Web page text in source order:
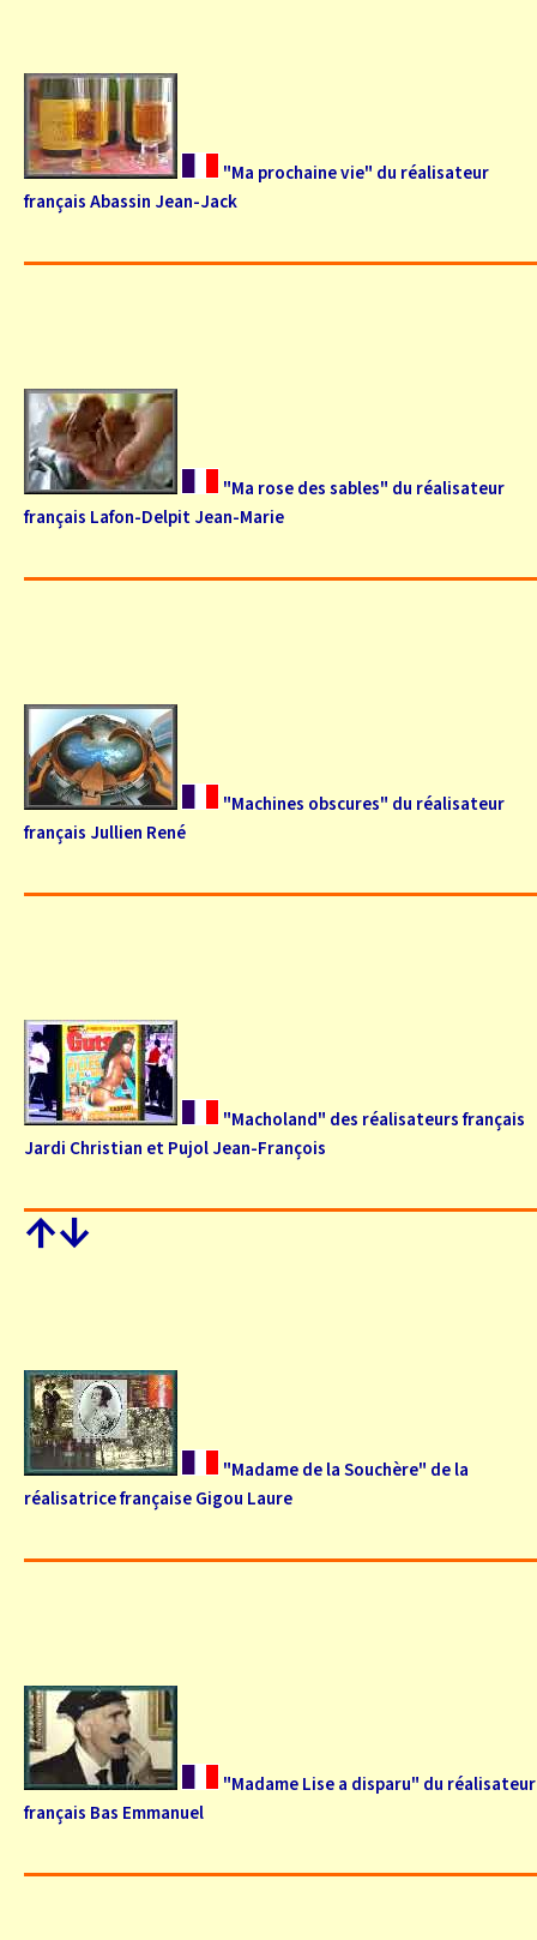
"Ma prochaine vie" du réalisateur
français Abassin Jean-Jack
"Ma rose des sables" du réalisateur
français Lafon-Delpit Jean-Marie
"Machines obscures" du réalisateur
français Jullien René
"Macholand" des réalisateurs français
Jardi Christian et Pujol Jean-François
↑↓
"Madame de la Souchère" de la
réalisatrice française Gigou Laure
"Madame Lise a disparu" du réalisateur
français Bas Emmanuel